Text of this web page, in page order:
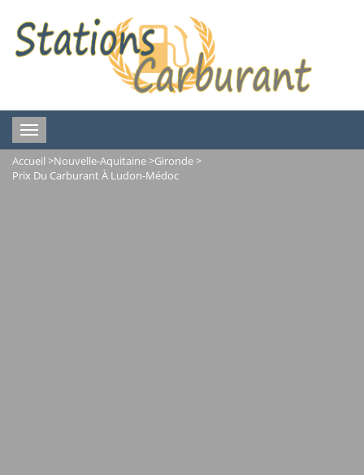
Toggle
navigation
Accueil >Nouvelle-Aquitaine>Gironde>
Prix Du Carburant À Ludon-Médoc